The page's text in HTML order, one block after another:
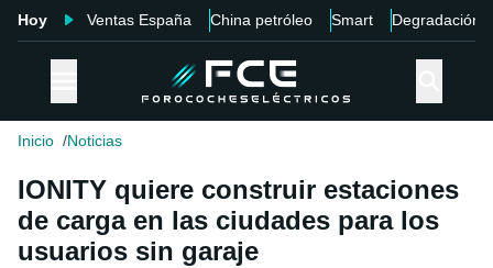
Hoy Ventas España China petróleo Smart Degradación
Inicio Noticias
IONITY quiere construir estaciones
de carga en las ciudades para los
usuarios sin garaje